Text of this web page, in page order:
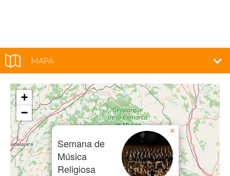
MAPA
Semana de
Música
Religiosa
×
+
−